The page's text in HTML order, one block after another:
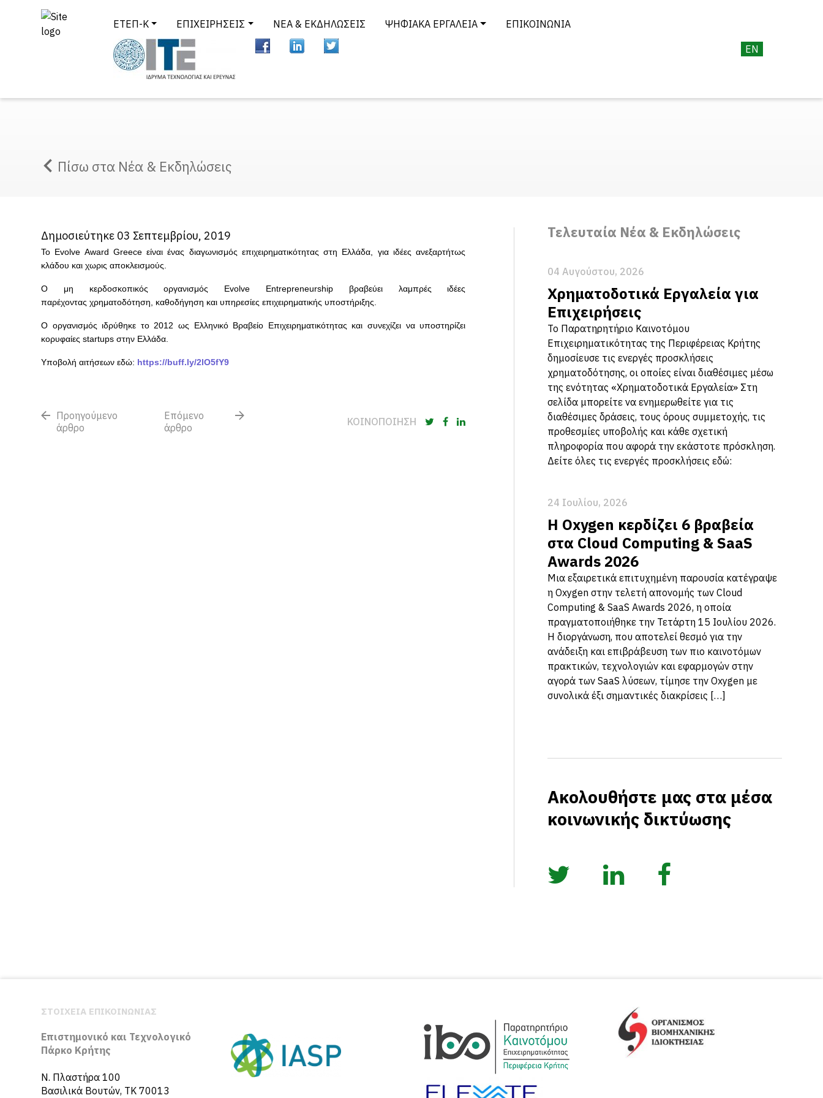
ΕΤΕΠ-Κ ΕΠΙΧΕΙΡΗΣΕΙΣ ΝΈΑ & ΕΚΔΗΛΏΣΕΙΣ ΨΗΦΙΑΚΆ ΕΡΓΑΛΕΊΑ ΕΠΙΚΟΙΝΩΝΊΑ
EN
Πίσω στα Νέα & Εκδηλώσεις
Δημοσιεύτηκε 03 Σεπτεμβρίου, 2019
Το Εvolve Award Greece είναι ένας διαγωνισμός επιχειρηματικότητας στη Ελλάδα, για ιδέες ανεξαρτήτως
κλάδου και χωρις αποκλεισμούς.
Ο μη κερδοσκοπικός οργανισμός Evolve Entrepreneurship βραβεύει λαμπρές ιδέες
παρέχοντας χρηματοδότηση καθοδήγηση και υπηρεσίες επιχειρηματικής υποστήριξης
Ο οργανισμός ιδρύθηκε το 2012 ως Ελληνικό Βραβείο Επιχειρηματικότητας και συνεχίζει να υποστηρίζει
κορυφαίες startups στην Ελλάδα.
Υποβολή αιτήσεων εδώ: https://buff.ly/2lO5fY9
Προηγούμενο
άρθρο
Επόμενο
άρθρο
ΚΟΙΝΟΠΟΙΗΣΗ
Τελευταία Νέα & Εκδηλώσεις
04 Αυγούστου, 2026
Χρηματοδοτικά Εργαλεία για
Επιχειρήσεις
Το Παρατηρητήριο Καινοτόμου
Επιχειρηματικότητας της Περιφέρειας Κρήτης
δημοσίευσε τις ενεργές προσκλήσεις
χρηματοδότησης, οι οποίες είναι διαθέσιμες μέσω
της ενότητας «Χρηματοδοτικά Εργαλεία» Στη
σελίδα μπορείτε να ενημερωθείτε για τις
διαθέσιμες δράσεις, τους όρους συμμετοχής, τις
προθεσμίες υποβολής και κάθε σχετική
πληροφορία που αφορά την εκάστοτε πρόσκληση.
Δείτε όλες τις ενεργές προσκλήσεις εδώ:
24 Ιουλίου, 2026
Η Oxygen κερδίζει 6 βραβεία
στα Cloud Computing & SaaS
Awards 2026
Μια εξαιρετικά επιτυχημένη παρουσία κατέγραψε
η Oxygen στην τελετή απονομής των Cloud
Computing & SaaS Awards 2026, η οποία
πραγματοποιήθηκε την Τετάρτη 15 Ιουλίου 2026.
Η διοργάνωση, που αποτελεί θεσμό για την
ανάδειξη και επιβράβευση των πιο καινοτόμων
πρακτικών, τεχνολογιών και εφαρμογών στην
αγορά των SaaS λύσεων, τίμησε την Oxygen με
συνολικά έξι σημαντικές διακρίσεις […]
Ακολουθήστε μας στα μέσα
κοινωνικής δικτύωσης
ΣΤΟΙΧΕΙΑ ΕΠΙΚΟΙΝΩΝΙΑΣ
Επιστημονικό και Τεχνολογικό
Πάρκο Κρήτης
N. Πλαστήρα 100
Βασιλικά Βουτών, ΤΚ 70013